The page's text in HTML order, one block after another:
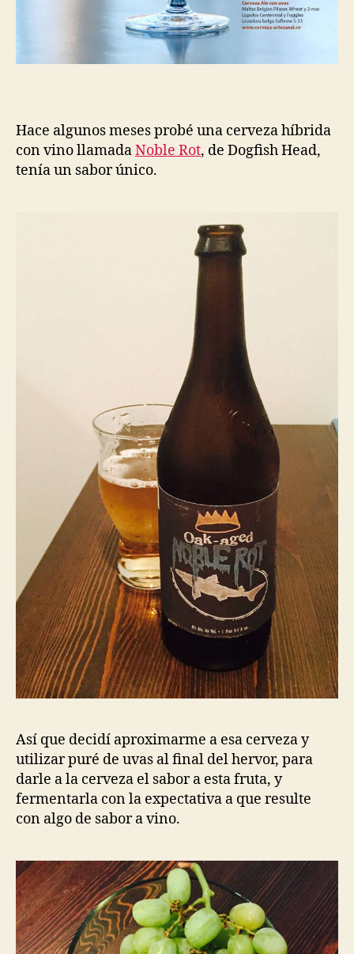
Hace algunos meses probé una cerveza híbrida
con vino llamadaNoble Rot, de Dogfish Head,
tenía un sabor único.
Así que decidí aproximarme a esa cerveza y
utilizar puré de uvas al final del hervor, para
darle a la cerveza el sabor a esta fruta, y
fermentarla con la expectativa a que resulte
con algo de sabor a vino.